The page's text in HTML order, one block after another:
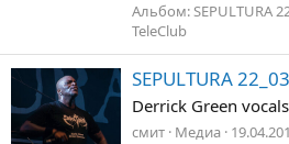
Альбом: SEPULTURA
TeleClub
SEPULTURA
Derrick Green vocals
смит Медиа